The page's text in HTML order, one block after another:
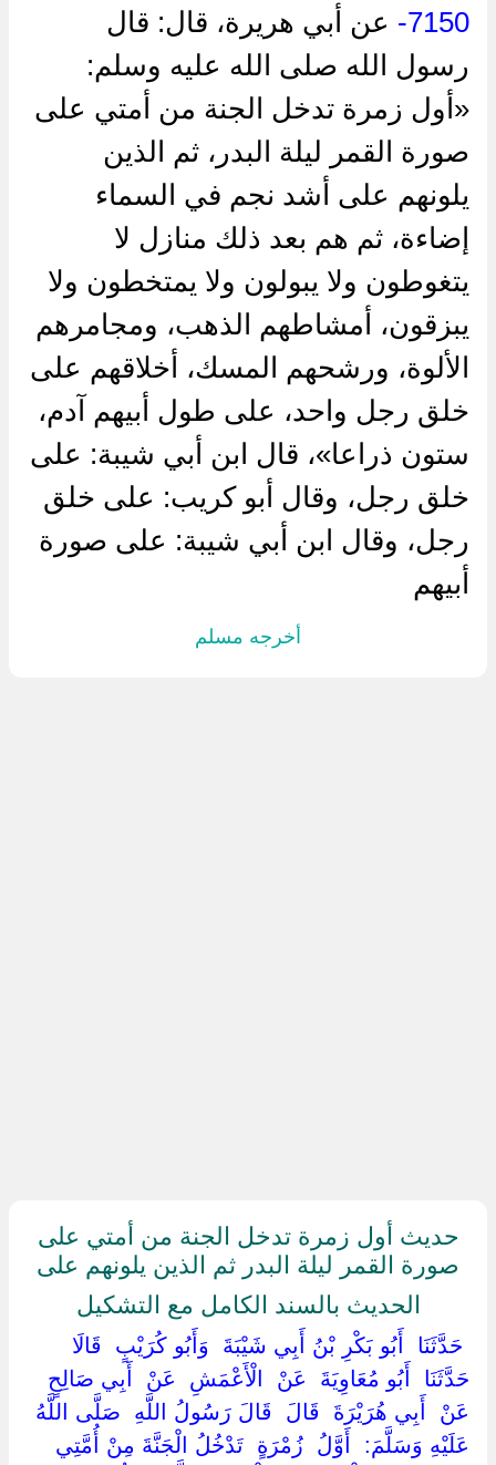
7150-
عن أبي هريرة، قال: قال
رسول الله صلى الله عليه وسلم:
«أول زمرة تدخل الجنة من أمتي على
صورة القمر ليلة البدر، ثم الذين
يلونهم على أشد نجم في السماء
إضاءة، ثم هم بعد ذلك منازل لا
يتغوطون ولا يبولون ولا يمتخطون ولا
يبزقون، أمشاطهم الذهب، ومجامرهم
الألوة، ورشحهم المسك، أخلاقهم على
خلق رجل واحد، على طول أبيهم آدم،
ستون ذراعا»، قال ابن أبي شيبة: على
خلق رجل، وقال أبو كريب: على خلق
رجل، وقال ابن أبي شيبة: على صورة
أبيهم
أخرجه مسلم
حديث أول زمرة تدخل الجنة من أمتي على
صورة القمر ليلة البدر ثم الذين يلونهم على
الحديث بالسند الكامل مع التشكيل
‏ ‏حَدَّثَنَا ‏ ‏أَبُو بَكْرِ بْنُ أَبِي شَيْبَةَ ‏ ‏وَأَبُو كُرَيْبٍ ‏ ‏قَالَا
حَدَّثَنَا ‏ ‏أَبُو مُعَاوِيَةَ ‏ ‏عَنْ ‏ ‏الْأَعْمَشِ ‏ ‏عَنْ ‏ ‏أَبِي صَالِحٍ ‏
‏عَنْ ‏ ‏أَبِي هُرَيْرَةَ ‏ ‏قَالَ ‏ ‏قَالَ رَسُولُ اللَّهِ ‏ ‏صَلَّى اللَّهُ
عَلَيْهِ وَسَلَّمَ: ‏ ‏أَوَّلُ ‏ ‏زُمْرَةٍ ‏ ‏تَدْخُلُ الْجَنَّةَ مِنْ أُمَّتِي